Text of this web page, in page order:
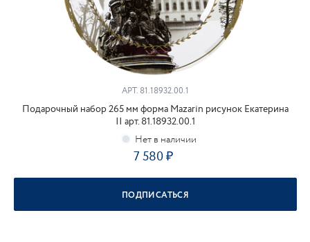
АРТ. 81.18932.00.1
Подарочный набор 265 мм форма Mazarin рисунок Екатерина
II арт. 81.18932.00.1
7 580
ПОДПИСАТЬСЯ